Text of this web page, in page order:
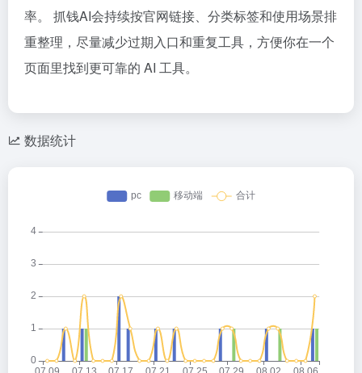
率。 抓钱AI会持续按官网链接、分类标签和使用场景排
重整理，尽量减少过期入口和重复工具，方便你在一个
页面里找到更可靠的 AI 工具。
数据统计